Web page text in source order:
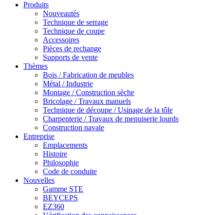
Produits
Nouveautés
Technique de serrage
Technique de coupe
Accessoires
Pièces de rechange
Supports de vente
Thèmes
Bois / Fabrication de meubles
Métal / Industrie
Montage / Construction sèche
Bricolage / Travaux manuels
Technique de découpe / Usinage de la tôle
Charpenterie / Travaux de menuiserie lourds
Construction navale
Entreprise
Emplacements
Histoire
Philosophie
Code de conduite
Nouvelles
Gamme STE
BEYCEPS
EZ360